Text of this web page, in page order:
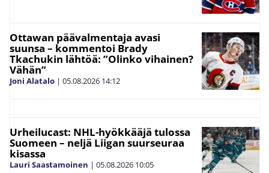
Ottawan päävalmentaja avasi
suunsa – kommentoi Brady
Tkachukin lähtöä: ”Olinko vihainen?
Vähän”
Joni Alatalo | 05.08.2026 14:12
Urheilucast: NHL-hyökkääjä tulossa
Suomeen – neljä Liigan suurseuraa
kisassa
Lauri Saastamoinen | 05.08.2026 10:05